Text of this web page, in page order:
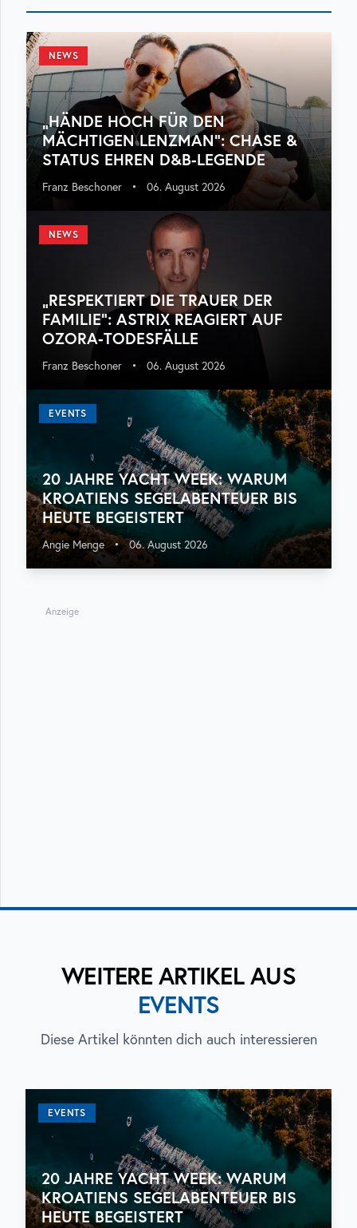
NEWS
„HÄNDE HOCH FÜR DEN
MÄCHTIGEN LENZMAN“: CHASE &
STATUS EHREN D&B-LEGENDE
Franz Beschoner • 06. August 2026
NEWS
„RESPEKTIERT DIE TRAUER DER
FAMILIE“: ASTRIX REAGIERT AUF
OZORA-TODESFÄLLE
Franz Beschoner • 06. August 2026
EVENTS
20 JAHRE YACHT WEEK: WARUM
KROATIENS SEGELABENTEUER BIS
HEUTE BEGEISTERT
Angie Menge • 06. August 2026
Anzeige
WEITERE ARTIKEL AUS
EVENTS
Diese Artikel könnten dich auch interessieren
EVENTS
20 JAHRE YACHT WEEK: WARUM
KROATIENS SEGELABENTEUER BIS
HEUTE BEGEISTERT